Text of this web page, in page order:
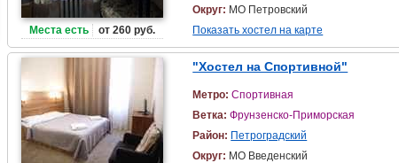
Места есть от 260 руб.
Округ: МО Петровский
Показать хостел на карте
"Хостел на Спортивной"
Метро: Спортивная
Ветка: Фрунзенско-Приморская
Район: Петроградский
Округ: МО Введенский